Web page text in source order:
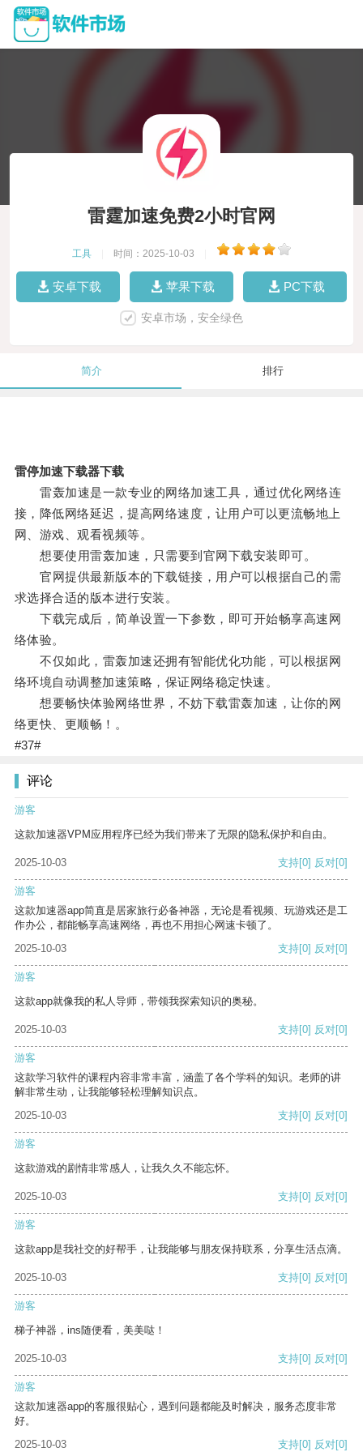
雷霆加速免费2小时官网
工具 时间：2025-10-03
安卓下载 苹果下载 PC下载
安卓市场，安全绿色
简介 排行
雷停加速下载器下载
雷轰加速是一款专业的网络加速工具，通过优化网络连
接，降低网络延迟，提高网络速度，让用户可以更流畅地上
网、游戏、观看视频等。
想要使用雷轰加速，只需要到官网下载安装即可。
官网提供最新版本的下载链接，用户可以根据自己的需
求选择合适的版本进行安装。
下载完成后，简单设置一下参数，即可开始畅享高速网
络体验。
不仅如此，雷轰加速还拥有智能优化功能，可以根据网
络环境自动调整加速策略，保证网络稳定快速。
想要畅快体验网络世界，不妨下载雷轰加速，让你的网
络更快、更顺畅！。
#37#
评论
游客
这款加速器VPM应用程序已经为我们带来了无限的隐私保护和自由。
2025-10-03 支持[0] 反对[0]
游客
这款加速器app简直是居家旅行必备神器，无论是看视频、玩游戏还是工
作办公，都能畅享高速网络，再也不用担心网速卡顿了。
2025-10-03
支持[0] 反对[0]
游客
这款app就像我的私人导师，带领我探索知识的奥秘。
2025-10-03 支持[0] 反对[0]
游客
这款学习软件的课程内容非常丰富，涵盖了各个学科的知识。老师的讲
解非常生动，让我能够轻松理解知识点。
2025-10-03
支持[0] 反对[0]
游客
这款游戏的剧情非常感人，让我久久不能忘怀。
2025-10-03 支持[0] 反对[0]
游客
这款app是我社交的好帮手，让我能够与朋友保持联系，分享生活点滴。
2025-10-03 支持[0] 反对[0]
游客
梯子神器，ins随便看，美美哒！
2025-10-03 支持[0] 反对[0]
游客
这款加速器app的客服很贴心，遇到问题都能及时解决，服务态度非常
好。
2025-10-03
支持[0] 反对[0]